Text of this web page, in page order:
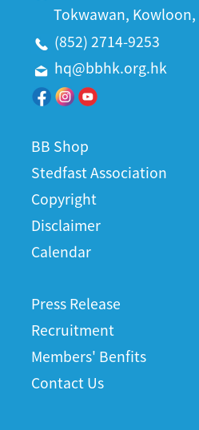
Tokwawan,
(852) 2714-9253
hq@bbhk.org.hk
BB Shop
Stedfast Association
Copyright
Disclaimer
Calendar
Press Release
Recruitment
Members' Benfits
Contact Us